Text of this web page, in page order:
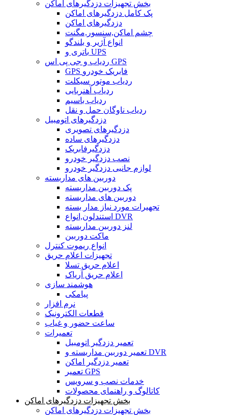
بخش تجهیزات دزدگیرهای اماکن
پک کامل دزدگیرهای اماکن
دزدگیرهای اماکن
چشم اماکن,سنسور,مگنت
انواع آژیر و بلندگو
باتری و UPS
ردیاب و جی پی اس GPS
GPS فابریک خودرو
ردیاب موتور سیکلت
ردیاب آهنربایی
ردیاب باسیم
ردیاب ناوگان حمل و نقل
دزدگیرهای اتومبیل
دزدگیرهای تصویری
دزدگیرهای ساده
دزدگیرفابریک
نصب دزدگیر خودرو
لوازم جانبی دزدگیر خودرو
دوربین های مداربسته
پک دوربین مداربسته
دوربین های مداربسته
تجهیرات مورد نیاز مدار بسته
استندلون,انواع DVR
لنز دوربین مداربسته
ماکت دوربین
انواع ریموت کنترل
تجهیزات اعلام حریق
اعلام حریق تسلا
اعلام حریق آریاک
هوشمند سازی
پیامکی
نرم افزار
قطعات الکترونیک
ساعت حضور و غیاب
تعمیرات
تعمیر دزدگیر اتومبیل
تعمیر دوربین مداربسته و DVR
تعمیر دزدگیر اماکن
تعمیر GPS
خدمات نصب و سرویس
کاتالوگ و راهنمای محصولات
بخش تجهیزات دزدگیرهای اماکن
بخش تجهیزات دزدگیرهای اماکن